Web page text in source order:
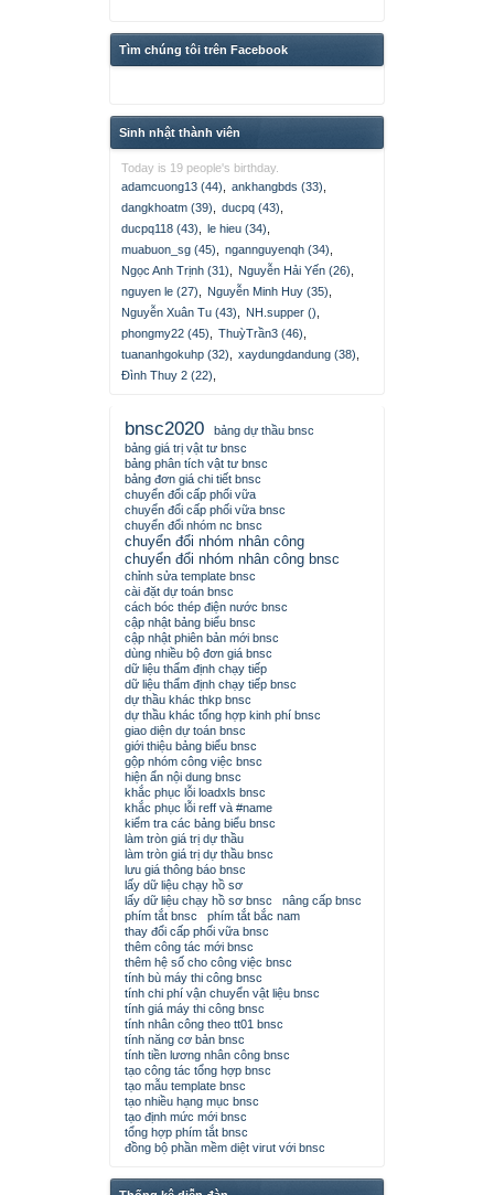
Tìm chúng tôi trên Facebook
Sinh nhật thành viên
Today is 19 people's birthday.
adamcuong13 (44)
ankhangbds (33)
dangkhoatm (39)
ducpq (43)
ducpq118 (43)
le hieu (34)
muabuon_sg (45)
ngannguyenqh (34)
Ngọc Anh Trịnh (31)
Nguyễn Hải Yến (26)
nguyen le (27)
Nguyễn Minh Huy (35)
Nguyễn Xuân Tu (43)
NH.supper ()
phongmy22 (45)
ThuỳTrần3 (46)
tuananhgokuhp (32)
xaydungdandung (38)
Đình Thuy 2 (22)
bnsc2020
bảng dự thầu bnsc
bảng giá trị vật tư bnsc
bảng phân tích vật tư bnsc
bảng đơn giá chi tiết bnsc
chuyển đổi cấp phối vữa
chuyển đổi cấp phối vữa bnsc
chuyển đổi nhóm nc bnsc
chuyển đổi nhóm nhân công
chuyển đổi nhóm nhân công bnsc
chỉnh sửa template bnsc
cài đặt dự toán bnsc
cách bóc thép điện nước bnsc
cập nhật bảng biểu bnsc
cập nhật phiên bản mới bnsc
dùng nhiều bộ đơn giá bnsc
dữ liệu thẩm định chạy tiếp
dữ liệu thẩm định chạy tiếp bnsc
dự thầu khác thkp bnsc
dự thầu khác tổng hợp kinh phí bnsc
giao diện dự toán bnsc
giới thiệu bảng biểu bnsc
gộp nhóm công việc bnsc
hiện ẩn nội dung bnsc
khắc phục lỗi loadxls bnsc
khắc phục lỗi reff và #name
kiểm tra các bảng biểu bnsc
làm tròn giá trị dự thầu
làm tròn giá trị dự thầu bnsc
lưu giá thông báo bnsc
lấy dữ liệu chạy hồ sơ
lấy dữ liệu chạy hồ sơ bnsc
nâng cấp bnsc
phím tắt bnsc
phím tắt bắc nam
thay đổi cấp phối vữa bnsc
thêm công tác mới bnsc
thêm hệ số cho công việc bnsc
tính bù máy thi công bnsc
tính chi phí vận chuyển vật liệu bnsc
tính giá máy thi công bnsc
tính nhân công theo tt01 bnsc
tính năng cơ bản bnsc
tính tiền lương nhân công bnsc
tạo công tác tổng hợp bnsc
tạo mẫu template bnsc
tạo nhiều hạng mục bnsc
tạo định mức mới bnsc
tổng hợp phím tắt bnsc
đồng bộ phần mềm diệt virut với bnsc